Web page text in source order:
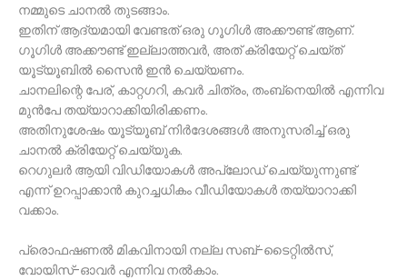
നമ്മുടെ ചാനല്‍ തുടങ്ങാം.
ഇതിന് ആദ്യമായി വേണ്ടത് ഒരു ഗൂഗിള്‍ അക്കൗണ്ട് ആണ്.
ഗൂഗിള്‍ അക്കൗണ്ട് ഇല്ലാത്തവര്‍, അത് ക്രിയേറ്റ് ചെയ്ത്
യൂട്യൂബില്‍ സൈന്‍ ഇന്‍ ചെയ്യണം.
ചാനലിന്റെ പേര്, കാറ്റഗറി, കവര്‍ ചിത്രം, തംബ്‌നെയില്‍ എന്നിവ
മുന്‍പേ തയ്യാറാക്കിയിരിക്കണം.
അതിനുശേഷം യൂട്യൂബ് നിര്‍ദേശങ്ങള്‍ അനുസരിച്ച് ഒരു
ചാനല്‍ ക്രിയേറ്റ് ചെയ്യുക.
റെഗുലര്‍ ആയി വിഡിയോകള്‍ അപ്ലോഡ് ചെയ്യുന്നുണ്ട്
എന്ന് ഉറപ്പാക്കാന്‍ കുറച്ചധികം വീഡിയോകള്‍ തയ്യാറാക്കി
വക്കാം.
പ്രൊഫഷണല്‍ മികവിനായി നല്ല സബ്-ടൈറ്റില്‍സ്,
വോയിസ്-ഓവര്‍ എന്നിവ നല്‍കാം.